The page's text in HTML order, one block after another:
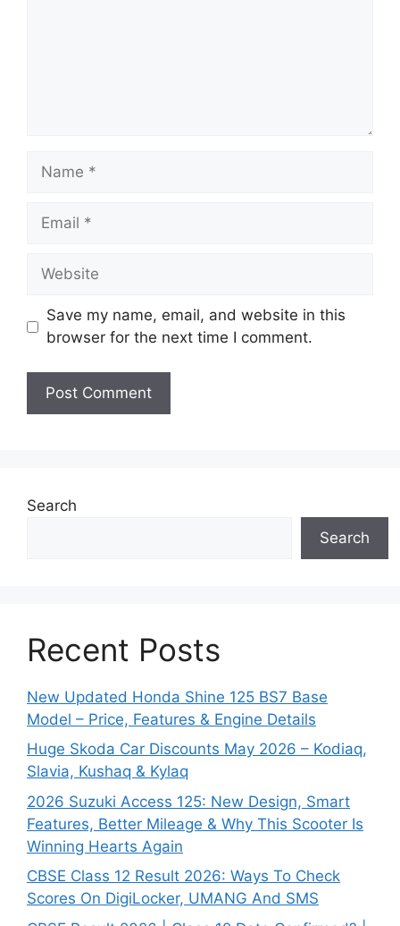
Name
Email
Website
Save my name, email, and website in this
browser for the next time I comment.
Search
Search
Recent Posts
New Updated Honda Shine 125 BS7 Base
Model – Price, Features & Engine Details
Huge Skoda Car Discounts May 2026 – Kodiaq,
Slavia, Kushaq & Kylaq
2026 Suzuki Access 125: New Design, Smart
Features, Better Mileage & Why This Scooter Is
Winning Hearts Again
CBSE Class 12 Result 2026: Ways To Check
Scores On DigiLocker, UMANG And SMS